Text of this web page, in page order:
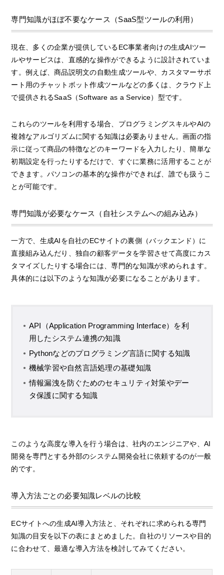
専門知識がほぼ不要なケース（SaaS型ツールの利用）
現在、多くの企業が提供しているEC事業者向けの生成AIツー
ルやサービスは、直感的な操作ができるように設計されていま
す。例えば、商品説明文の自動生成ツールや、カスタマーサポ
ート用のチャットボット作成ツールなどの多くは、クラウド上
で提供されるSaaS（Software as a Service）型です。
これらのツールを利用する場合、プログラミングスキルやAIの
複雑なアルゴリズムに関する知識は必要ありません。画面の指
示に従って商品の特徴などのキーワードを入力したり、簡単な
初期設定を行ったりするだけで、すぐに業務に活用することが
できます。パソコンの基本的な操作ができれば、誰でも扱うこ
とが可能です。
専門知識が必要なケース（自社システムへの組み込み）
一方で、生成AIを自社のECサイトの裏側（バックエンド）に
直接組み込んだり、独自の顧客データを学習させて高度にカス
タマイズしたりする場合には、専門的な知識が求められます。
具体的には以下のような知識が必要になることがあります。
API（Application Programming Interface）を利
用したシステム連携の知識
Pythonなどのプログラミング言語に関する知識
機械学習や自然言語処理の基礎知識
情報漏洩を防ぐためのセキュリティ対策やデー
タ保護に関する知識
このような高度な導入を行う場合は、社内のエンジニアや、AI
開発を専門とする外部のシステム開発会社に依頼するのが一般
的です。
導入方法ごとの必要知識レベルの比較
ECサイトへの生成AI導入方法と、それぞれに求められる専門
知識の目安を以下の表にまとめました。自社のリソースや目的
に合わせて、最適な導入方法を検討してみてください。